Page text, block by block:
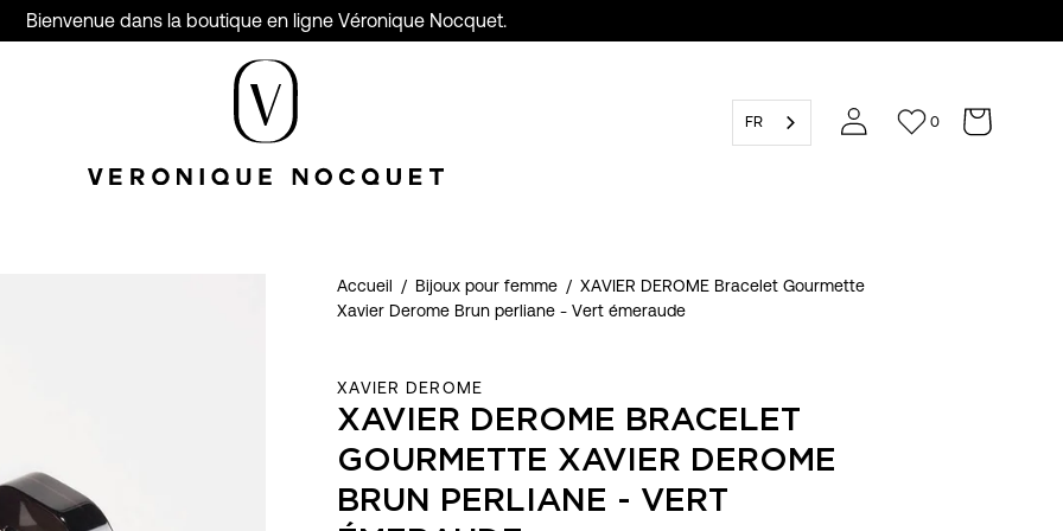
Bienvenue dans la boutique en ligne Véronique Nocquet.
FR 0
Accueil / Bijoux pour femme / XAVIER DEROME Bracelet Gourmette
Xavier Derome Brun perliane - Vert émeraude
XAVIER DEROME
XAVIER DEROME BRACELET
GOURMETTE XAVIER DEROME
BRUN PERLIANE - VERT